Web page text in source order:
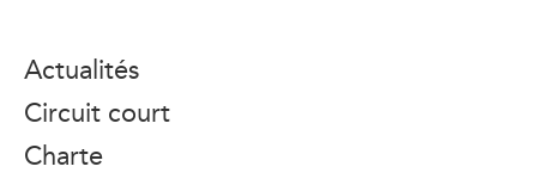
Actualités
Circuit court
Charte